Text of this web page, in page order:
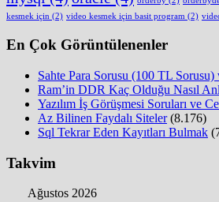
kesmek için (2) video kesmek için basit program (2)
En Çok Görüntülenenler
Sahte Para Sorusu (100 TL Sorusu)
Ram’in DDR Kaç Olduğu Nasıl
Yazılım İş Görüşmesi Soruları ve
Az Bilinen Faydalı Siteler (8.176)
Sql Tekrar Eden Kayıtları Bulmak
Takvim
Ağustos 2026